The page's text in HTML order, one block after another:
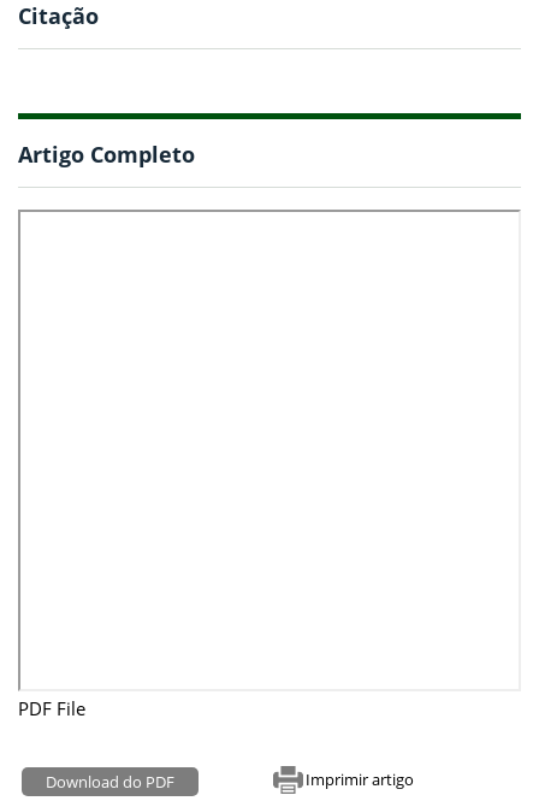
Citação
Artigo Completo
PDF File
Download do PDF Imprimir artigo